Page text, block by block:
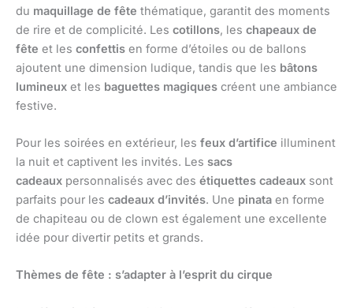
du maquillage de fête thématique, garantit des moments
de rire et de complicité. Les cotillons, les chapeaux de
fête et les confettis en forme d’étoiles ou de ballons
ajoutent une dimension ludique, tandis que les bâtons
lumineux et les baguettes magiques créent une ambiance
festive.
Pour les soirées en extérieur, les feux d’artifice illuminent
la nuit et captivent les invités. Les sacs
cadeaux personnalisés avec des étiquettes cadeaux sont
parfaits pour les cadeaux d’invités. Une pinata en forme
de chapiteau ou de clown est également une excellente
idée pour divertir petits et grands.
Thèmes de fête : s’adapter à l’esprit du cirque